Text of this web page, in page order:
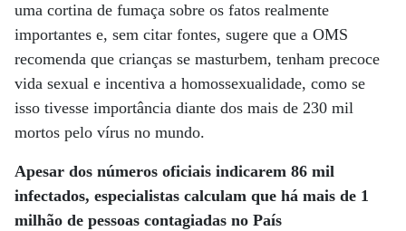
uma cortina de fumaça sobre os fatos realmente
importantes e, sem citar fontes, sugere que a OMS
recomenda que crianças se masturbem, tenham precoce
vida sexual e incentiva a homossexualidade, como se
isso tivesse importância diante dos mais de 230 mil
mortos pelo vírus no mundo.
Apesar dos números oficiais indicarem 86 mil
infectados, especialistas calculam que há mais de 1
milhão de pessoas contagiadas no País